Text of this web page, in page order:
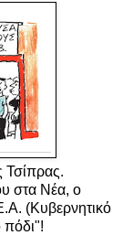
Τσίπρας.
στα Νέα, ο
(Κυβερνητικό
πόδι"!